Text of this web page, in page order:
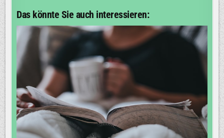
Das könnte Sie auch interessieren: